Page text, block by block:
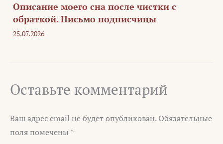
Описание моего сна после чистки с
обраткой. Письмо подписчицы
25.07.2026
Оставьте комментарий
Ваш адрес email не будет опубликован. Обязательные
поля помечены *